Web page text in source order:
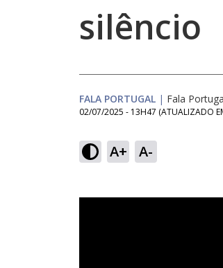
silêncio
FALA PORTUGAL | Fala
02/07/2025 - 13H47 (ATUALIZADO
A+ A-